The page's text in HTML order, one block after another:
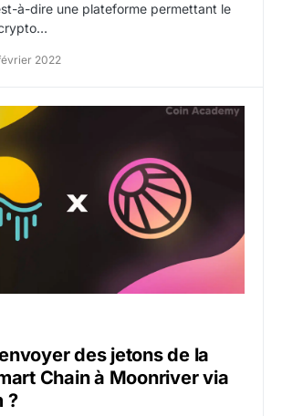
à-dire une plateforme permettant le
2022
des jetons de la Binance Smart
des jetons de la
Chain à Moonriver via
?